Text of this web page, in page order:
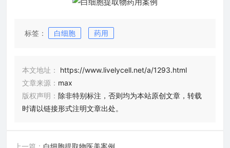
标签： 白细胞 药用
本文地址：
https://www.livelycell.net/a/1293.html
文章来源： max
版权声明： 除非特别标注，否则均为本站原创文章，转载
时请以链接形式注明文章出处。
上一篇： 白细胞提取物医美案例